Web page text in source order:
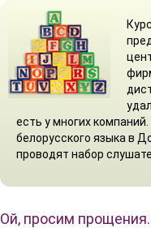
есть у многих
белорусского языка в
проводят набор
Ой, просим